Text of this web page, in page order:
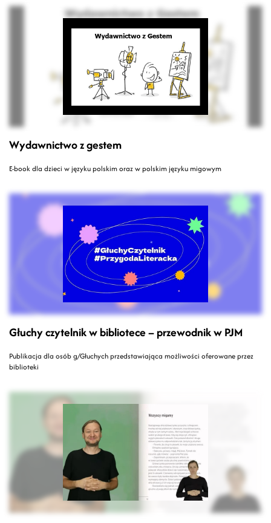
Wydawnictwo z gestem
E-book dla dzieci w języku polskim oraz w polskim języku migowym
Głuchy czytelnik w bibliotece – przewodnik w PJM
Publikacja dla osób g/Głuchych przedstawiająca możliwości oferowane przez
biblioteki